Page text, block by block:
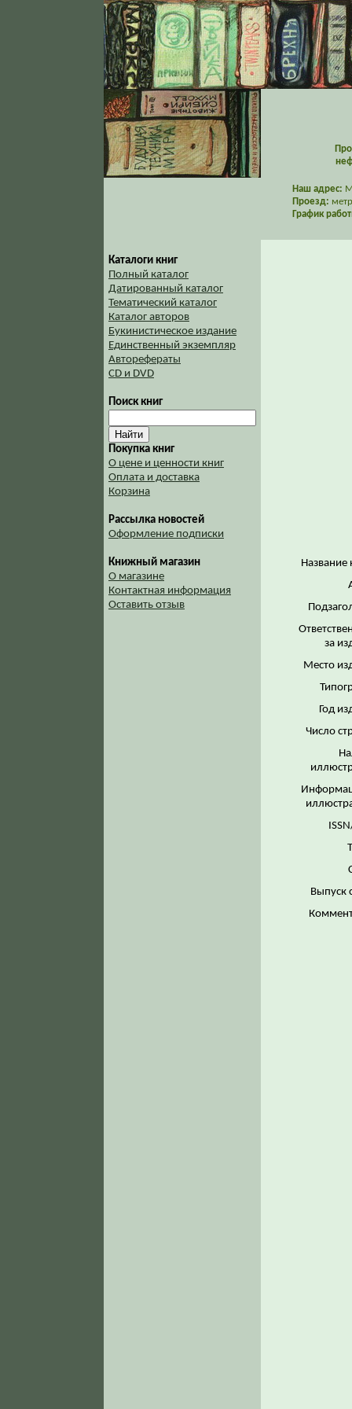
Наш адрес:
Проезд:
График
Каталоги книг
Полный каталог
Датированный каталог
Тематический каталог
Каталог авторов
Букинистическое издание
Единственный экземпляр
Авторефераты
CD и DVD
Поиск книг
Покупка книг
О цене и ценности книг
Оплата и доставка
Корзина
Рассылка новостей
Оформление подписки
Книжный магазин
О магазине
Контактная информация
Оставить отзыв
Название
за
Место
Год
Число
Выпуск